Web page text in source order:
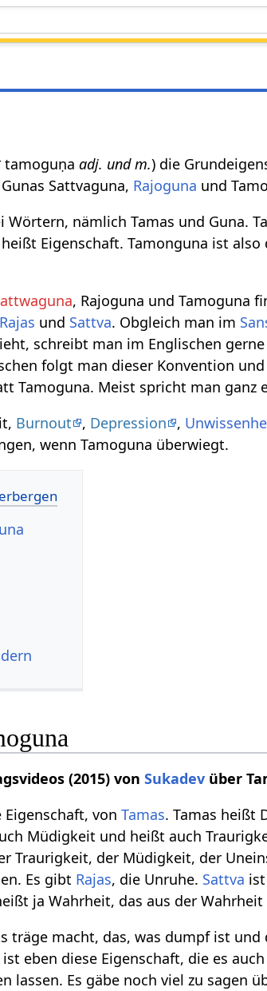
tamoguṇaadj. und m.) die
Sattvaguna, Rajoguna und
Wörtern, nämlich Tamas und Guna.
Eigenschaft. Tamonguna ist also
, Rajoguna und Tamoguna
Rajas und Sattva. Obgleich man im
schreibt man im Englischen
folgt man dieser Konvention
Tamoguna. Meist spricht man ganz
Burnout , Depression ,
wenn Tamoguna überwiegt.
(2015) vonSukadev über
Eigenschaft, vonTamas. Tamas heißt
Müdigkeit und heißt auch
Traurigkeit, der Müdigkeit, der
Es gibt Rajas, die Unruhe. Sattva
ja Wahrheit, das aus der
träge macht, das, was dumpf ist
eben diese Eigenschaft, die es
lassen. Es gäbe noch viel zu sagen